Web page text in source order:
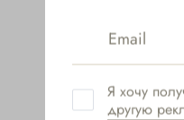
Я хочу
другую